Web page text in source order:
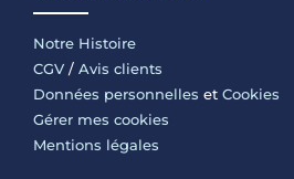
Notre Histoire
CGV / Avis clients
Données personnelles et Cookies
Gérer mes cookies
Mentions légales